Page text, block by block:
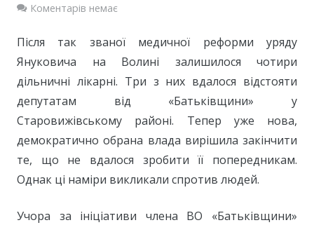
Контакти
Коментарів немає
Після так званої медичної реформи уряду
Януковича на Волині залишилося чотири
дільничні лікарні. Три з них вдалося відстояти
депутатам від «Батьківщини» у
Старовижівському районі. Тепер уже нова,
демократично обрана влада вирішила закінчити
те, що не вдалося зробити її попередникам.
Однак ці наміри викликали спротив людей.
Учора за ініціативи члена ВО «Батьківщини»